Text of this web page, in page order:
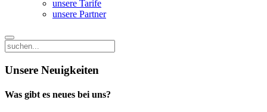
unsere Tarife
unsere Partner
Unsere Neuigkeiten
Was gibt es neues bei uns?